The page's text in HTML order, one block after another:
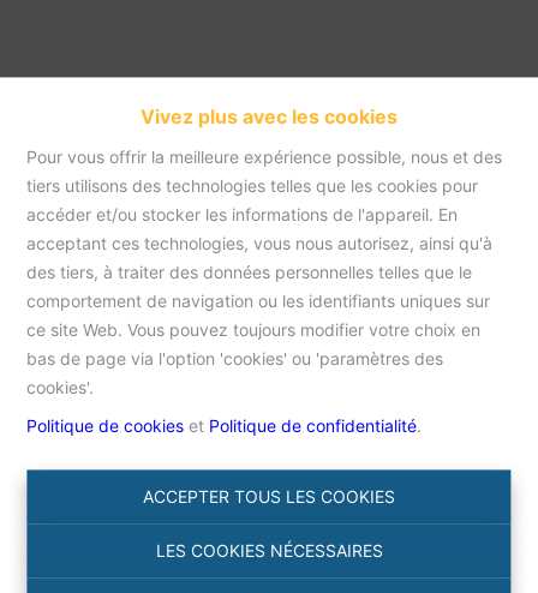
Vivez plus avec les cookies
Pour vous offrir la meilleure expérience possible, nous et des
tiers utilisons des technologies telles que les cookies pour
accéder et/ou stocker les informations de l'appareil. En
acceptant ces technologies, vous nous autorisez, ainsi qu'à
des tiers, à traiter des données personnelles telles que le
comportement de navigation ou les identifiants uniques sur
ce site Web. Vous pouvez toujours modifier votre choix en
bas de page via l'option 'cookies' ou 'paramètres des
cookies'.
Politique de cookies et Politique de confidentialité.
ACCEPTER TOUS LES COOKIES
LES COOKIES NÉCESSAIRES
Accueil
Accueil